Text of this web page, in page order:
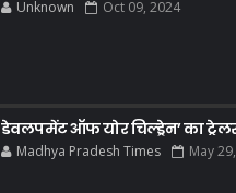
Unknown Oct 09, 2024
डेवलपमेंट ऑफ योर चिल्ड्रेन’ का
Madhya Pradesh Times May